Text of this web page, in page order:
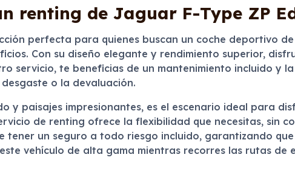
renting de Jaguar F-Type ZP
perfecta para quienes buscan un coche deportivo
Con su diseño elegante y rendimiento superior,
servicio, te beneficias de un mantenimiento incluido y
o la devaluación.
y paisajes impresionantes, es el escenario ideal para
de renting ofrece la flexibilidad que necesitas, sin
un seguro a todo riesgo incluido, garantizando
vehículo de alta gama mientras recorres las rutas de